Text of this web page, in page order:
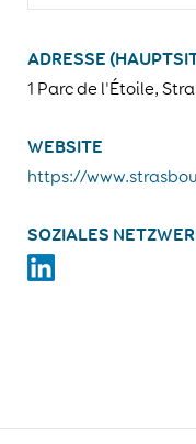
ADRESSE
1 Parc de l'Étoile,
WEBSITE
https://
SOZIALES